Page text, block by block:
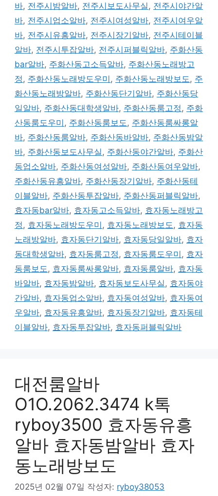
바, 전주시밤알바, 전주시보도사무실 , 전주시야간알
바, 전주시업소알바, 전주시여성알바, 전주시여우알
바, 전주시유흥알바, 전주시장기알바, 전주시테이블
알바, 전주시투잡알바, 전주시퍼블릭알바, 주화산동
bar알바, 주화산동고소득알바, 주화산동노래방고
정 , 주화산동노래방도우미 , 주화산동노래방보도 , 주
화산동노래방알바, 주화산동단기알바, 주화산동당
일알바, 주화산동대학생알바, 주화산동룸고정 , 주화
산동룸도우미 , 주화산동룸보도 , 주화산동룸싸롱알
바, 주화산동룸알바, 주화산동바알바, 주화산동밤알
바, 주화산동보도사무실 , 주화산동야간알바, 주화산
동업소알바, 주화산동여성알바, 주화산동여우알바,
주화산동유흥알바, 주화산동장기알바, 주화산동테
이블알바, 주화산동투잡알바, 주화산동퍼블릭알바,
효자동bar알바, 효자동고소득알바, 효자동노래방고
정 , 효자동노래방도우미 , 효자동노래방보도 , 효자동
노래방알바, 효자동단기알바, 효자동당일알바, 효자
동대학생알바, 효자동룸고정 , 효자동룸도우미 , 효자
동룸보도 , 효자동룸싸롱알바, 효자동룸알바, 효자동
바알바, 효자동밤알바, 효자동보도사무실 , 효자동야
간알바, 효자동업소알바, 효자동여성알바, 효자동여
우알바, 효자동유흥알바, 효자동장기알바, 효자동테
이블알바, 효자동투잡알바, 효자동퍼블릭알바
대전룸알바
O1O.2062.3474 k톡
ryboy3500 효자동유흥
알바 효자동밤알바 효자
동노래방보도
2025년 02월 07일 작성자: ryboy38053